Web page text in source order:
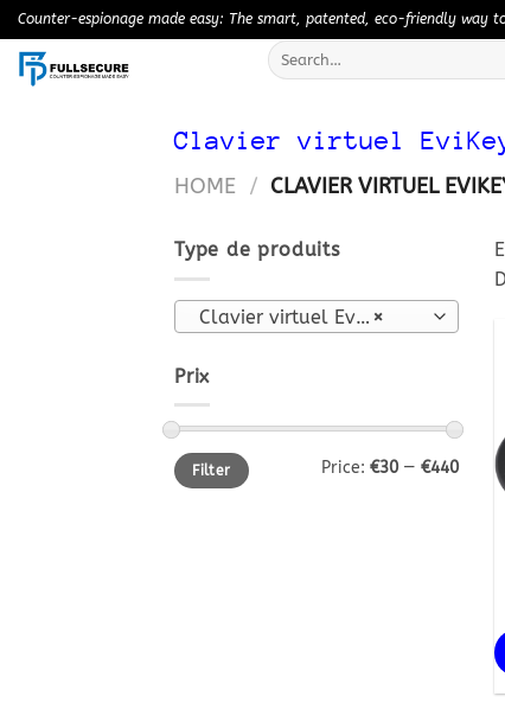
Skip
to
content
Counter-espionage made easy: The smart, patented, eco-friendly way
Search
for:
Clavier virtuel
HOME / CLAVIER VIRTUEL
Type de produits
×
Clavier virtuel EviKeyboard
Prix
Min
price
Max
priceFilter Price: €30 — €440